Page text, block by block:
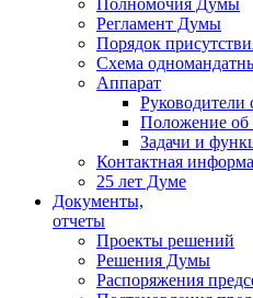
Полномочия Думы
Регламент Думы
Порядок
Схема
Аппарат
Руководители
Положение об
Задачи и
Контактная
25 лет Думе
Документы,
отчеты
Проекты решений
Решения Думы
Распоряжения